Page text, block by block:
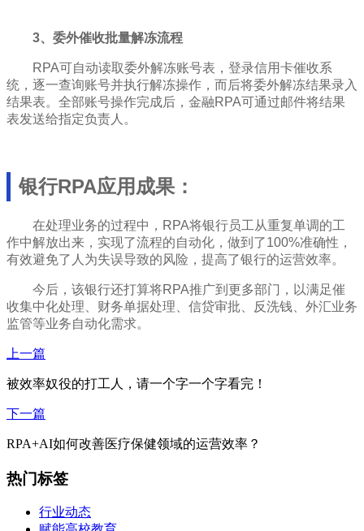
3、委外催收批量解冻流程
RPA可自动读取委外解冻账号表，登录信用卡催收系
统，逐一查询账号并执行解冻操作，而后将委外解冻结果录入
结果表。全部账号操作完成后，金融RPA可通过邮件将结果
表发送给指定负责人。
银行RPA应用成果：
在处理业务的过程中，RPA将银行员工从重复单调的工
作中解放出来，实现了流程的自动化，做到了100%准确性，
有效避免了人为失误导致的风险，提高了银行的运营效率。
今后，该银行还打算将RPA推广到更多部门，以满足催
收集中化处理、财务单据处理、信贷审批、反洗钱、外汇业务
监管等业务自动化需求。
上一篇
被效率奴役的打工人，请一个字一个字看完！
下一篇
RPA+AI如何改善医疗保健领域的运营效率？
热门标签
行业动态